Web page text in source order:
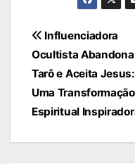
Navegação
de
Post
Influenciadora
Ocultista Abandona
Tarô e Aceita Jesus:
Uma Transformação
Espiritual